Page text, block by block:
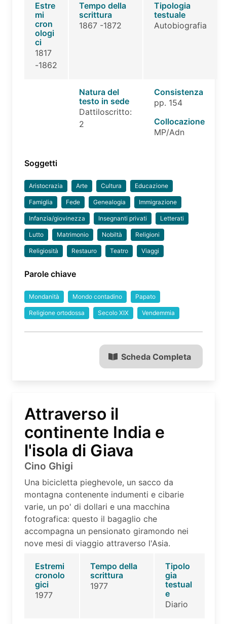
Estre
mi
cron
ologi
ci
1817
-1862
Tempo della
scrittura
1867 -1872
Tipologia
testuale
Autobiografia
Natura del
testo in sede
Dattiloscritto:
2
Consistenza
pp. 154
Collocazione
MP/Adn
Soggetti
Aristocrazia Arte Cultura Educazione
Famiglia Fede Genealogia Immigrazione
Infanzia/giovinezza Insegnanti privati Letterati
Lutto Matrimonio Nobiltà Religioni
Religiosità Restauro Teatro Viaggi
Parole chiave
Mondanità Mondo contadino Papato
Religione ortodossa Secolo XIX Vendemmia
Scheda Completa
Attraverso il
continente India e
l'isola di Giava
Cino Ghigi
Una bicicletta pieghevole, un sacco da
montagna contenente indumenti e cibarie
varie, un po' di dollari e una macchina
fotografica: questo il bagaglio che
accompagna un pensionato giramondo nei
nove mesi di viaggio attraverso l'Asia.
Estremi
cronolo
gici
1977
Tempo della
scrittura
1977
Tipolo
gia
testual
e
Diario